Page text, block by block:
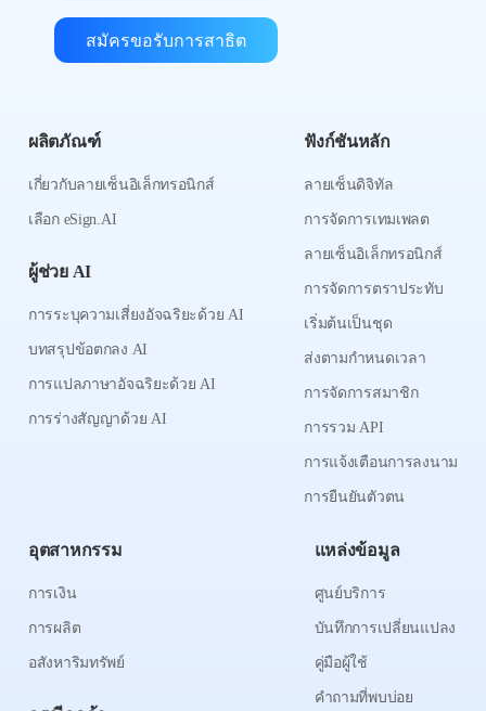
สมัครขอรับการสาธิต
ผลิตภัณฑ์
เกี่ยวกับลายเซ็นอิเล็กทรอนิกส์
เลือก eSign.AI
ผู้ช่วย AI
การระบุความเสี่ยงอัจฉริยะด้วย AI
บทสรุปข้อตกลง AI
การแปลภาษาอัจฉริยะด้วย AI
การร่างสัญญาด้วย AI
ฟังก์ชันหลัก
ลายเซ็นดิจิทัล
การจัดการเทมเพลต
ลายเซ็นอิเล็กทรอนิกส์
การจัดการตราประทับ
เริ่มต้นเป็นชุด
ส่งตามกำหนดเวลา
การจัดการสมาชิก
การรวม API
การแจ้งเตือนการลงนาม
การยืนยันตัวตน
อุตสาหกรรม
การเงิน
การผลิต
อสังหาริมทรัพย์
แหล่งข้อมูล
ศูนย์บริการ
บันทึกการเปลี่ยนแปลง
คู่มือผู้ใช้
คำถามที่พบบ่อย